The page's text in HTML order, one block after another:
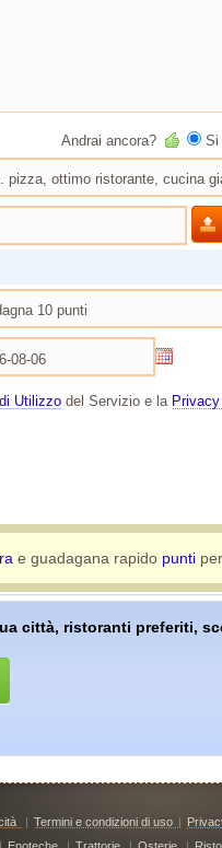
Andrai ancora? Si
Utilizzodel Servizio e la
e guadagana rapido punti
città, ristoranti preferiti,
| Termini e condizioni di uso |